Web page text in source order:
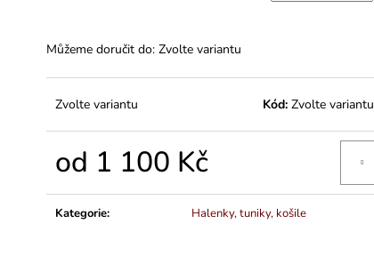
Můžeme doručit do: Zvolte variantu
Zvolte variantu Kód: Zvolte variantu
od 1 100 Kč
Kategorie: Halenky, tuniky, košile